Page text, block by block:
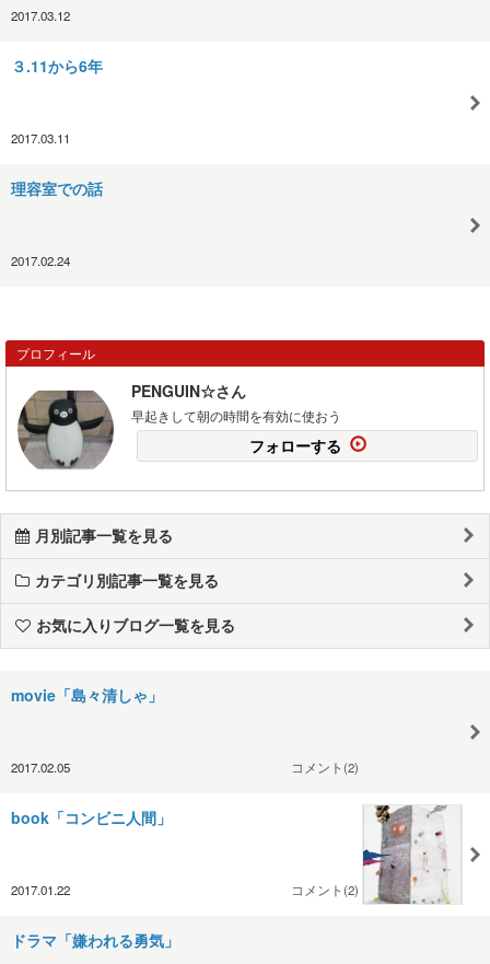
2017.03.12
３.11から6年
2017.03.11
理容室での話
2017.02.24
プロフィール
PENGUIN☆さん
早起きして朝の時間を有効に使おう
フォローする
月別記事一覧を見る
カテゴリ別記事一覧を見る
お気に入りブログ一覧を見る
movie「島々清しゃ」
2017.02.05 コメント(2)
book「コンビニ人間」
2017.01.22 コメント(2)
ドラマ「嫌われる勇気」